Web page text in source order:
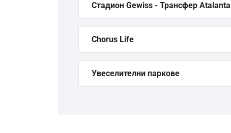
Стадион Gewiss - Трансфер Atalanta
Chorus Life
Увеселителни паркове